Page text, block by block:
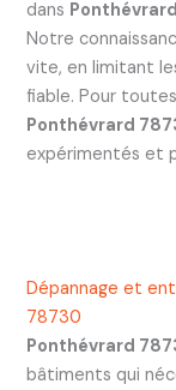
dans
Notre
vite, en limitant
fiable. Pour
Ponthévrard
expérimentés et
Dépannage et
78730
Ponthévrard
bâtiments qui